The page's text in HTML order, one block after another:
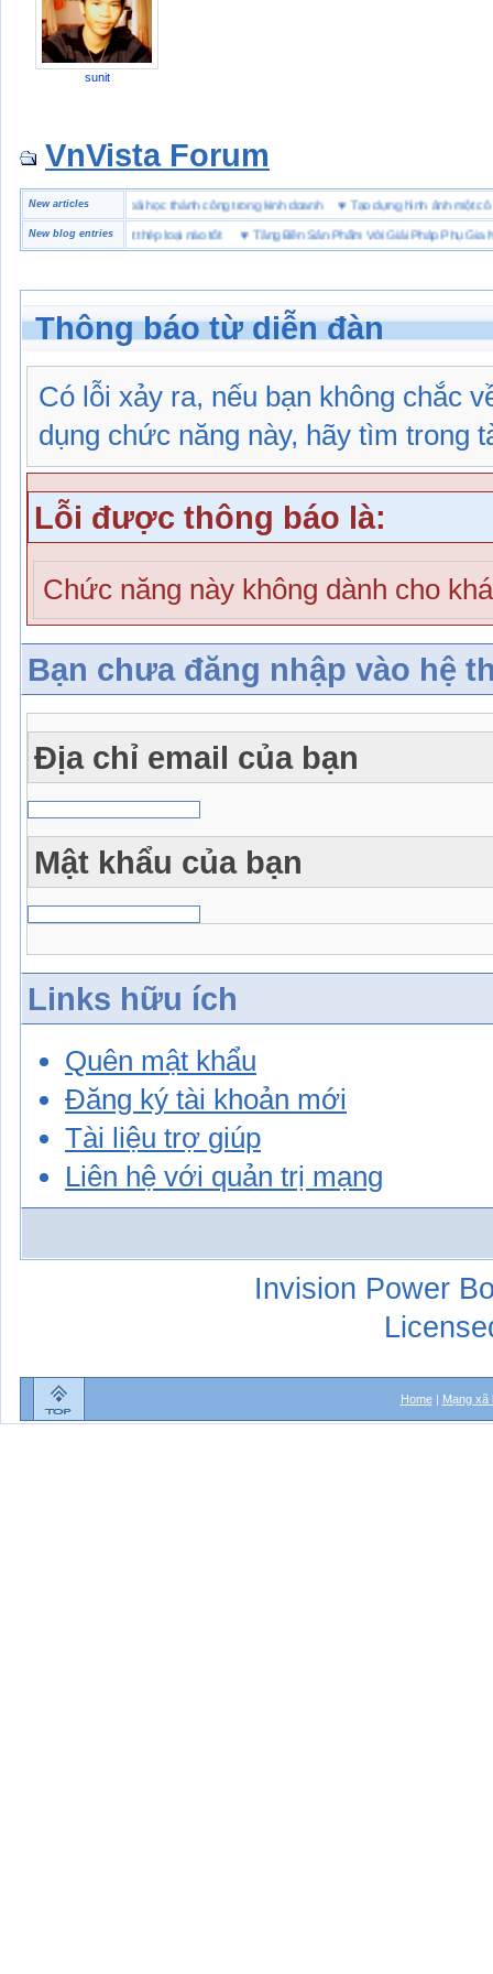
sunit
VnVista Forum
New articles
biệt” của Microsoft ♥4 bài học thành công trong kinh doanh ♥Tạo dựng hình ảnh
New blog entries
hộ lót Kevlar và lót thép loại nào tốt♥ Tăng Bền Sản Phẩm Với Giải Pháp Phụ Gia Nhựa
Thông báo từ diễn đàn
Có lỗi xảy ra, nếu bạn không chắc
dụng chức năng này, hãy tìm trong
Lỗi được thông báo là:
Chức năng này không dành cho
Bạn chưa đăng nhập vào hệ
Địa chỉ email của bạn
Mật khẩu của bạn
Links hữu ích
Quên mật khẩu
Đăng ký tài khoản mới
Tài liệu trợ giúp
Liên hệ với quản trị mạng
Invision Power
Home| Mạng xã